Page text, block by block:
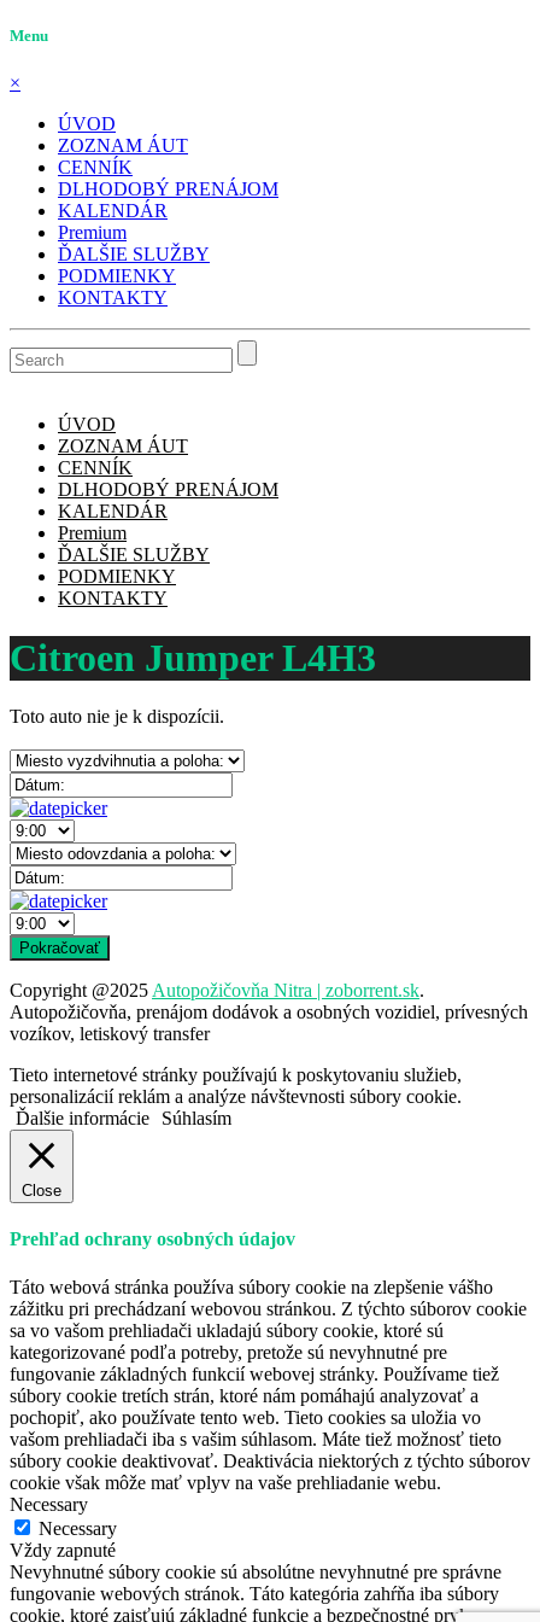
Menu
×
ÚVOD
ZOZNAM ÁUT
CENNÍK
DLHODOBÝ PRENÁJOM
KALENDÁR
Premium
ĎALŠIE SLUŽBY
PODMIENKY
KONTAKTY
ÚVOD
ZOZNAM ÁUT
CENNÍK
DLHODOBÝ PRENÁJOM
KALENDÁR
Premium
ĎALŠIE SLUŽBY
PODMIENKY
KONTAKTY
Citroen Jumper L4H3
Toto auto nie je k dispozícii.
Copyright @2025 Autopožičovňa Nitra | zoborrent.sk.
Autopožičovňa, prenájom dodávok a osobných vozidiel, prívesných
vozíkov, letiskový transfer
Tieto internetové stránky používajú k poskytovaniu služieb,
personalizácií reklám a analýze návštevnosti súbory cookie.
Ďalšie informácie
Súhlasím
Close
Prehľad ochrany osobných údajov
Táto webová stránka používa súbory cookie na zlepšenie vášho
zážitku pri prechádzaní webovou stránkou. Z týchto súborov cookie
sa vo vašom prehliadači ukladajú súbory cookie, ktoré sú
kategorizované podľa potreby, pretože sú nevyhnutné pre
fungovanie základných funkcií webovej stránky. Používame tiež
súbory cookie tretích strán, ktoré nám pomáhajú analyzovať a
pochopiť, ako používate tento web. Tieto cookies sa uložia vo
vašom prehliadači iba s vašim súhlasom. Máte tiež možnosť tieto
súbory cookie deaktivovať. Deaktivácia niektorých z týchto súborov
cookie však môže mať vplyv na vaše prehliadanie webu.
Necessary
Necessary
Vždy zapnuté
Nevyhnutné súbory cookie sú absolútne nevyhnutné pre správne
fungovanie webových stránok. Táto kategória zahŕňa iba súbory
cookie, ktoré zaisťujú základné funkcie a bezpečnostné prvky